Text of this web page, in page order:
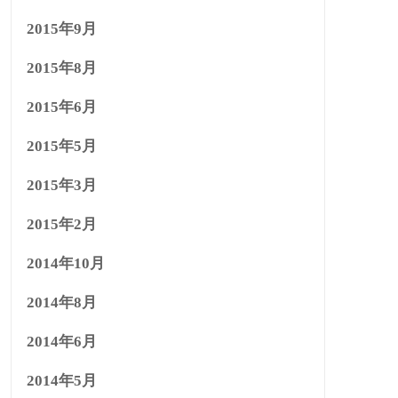
2015年9月
2015年8月
2015年6月
2015年5月
2015年3月
2015年2月
2014年10月
2014年8月
2014年6月
2014年5月